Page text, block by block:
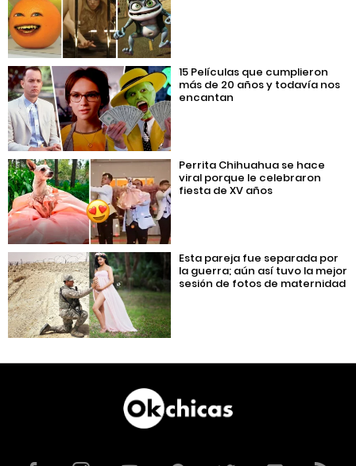
15 Películas que cumplieron
más de 20 años y todavía nos
encantan
Perrita Chihuahua se hace
viral porque le celebraron
fiesta de XV años
Esta pareja fue separada por
la guerra; aún así tuvo la mejor
sesión de fotos de maternidad